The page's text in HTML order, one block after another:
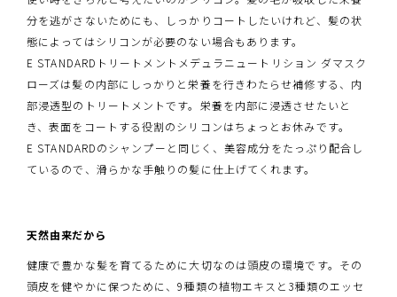
分を逃がさないためにも、しっかりコートしたいけれど、髪の状
態によってはシリコンが必要のない場合もあります。
E STANDARDトリートメントメデュラニュートリション ダマスク
ローズは髪の内部にしっかりと栄養を行きわたらせ補修する、内
部浸透型のトリートメントです。栄養を内部に浸透させたいと
き、表面をコートする役割のシリコンはちょっとお休みです。
E STANDARDのシャンプーと同じく、美容成分をたっぷり配合し
ているので、滑らかな手触りの髪に仕上げてくれます。
天然由来だから
健康で豊かな髪を育てるために大切なのは頭皮の環境です。その
頭皮を健やかに保つために、9種類の植物エキスと3種類のエッセ